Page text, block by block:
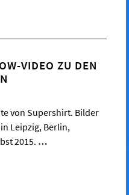
VIDEO ZU DEN
von Supershirt. Bilder
Leipzig, Berlin,
2015. …